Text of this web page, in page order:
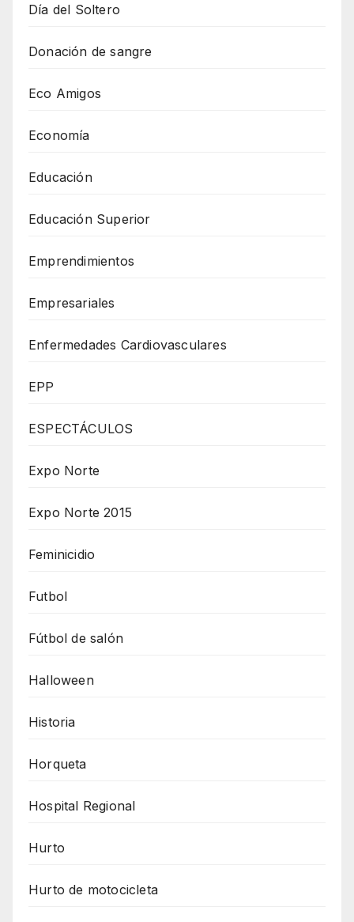
Día del Soltero
Donación de sangre
Eco Amigos
Economía
Educación
Educación Superior
Emprendimientos
Empresariales
Enfermedades Cardiovasculares
EPP
ESPECTÁCULOS
Expo Norte
Expo Norte 2015
Feminicidio
Futbol
Fútbol de salón
Halloween
Historia
Horqueta
Hospital Regional
Hurto
Hurto de motocicleta